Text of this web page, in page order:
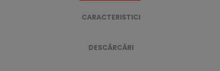
CARACTERISTICI
DESCĂRCĂRI